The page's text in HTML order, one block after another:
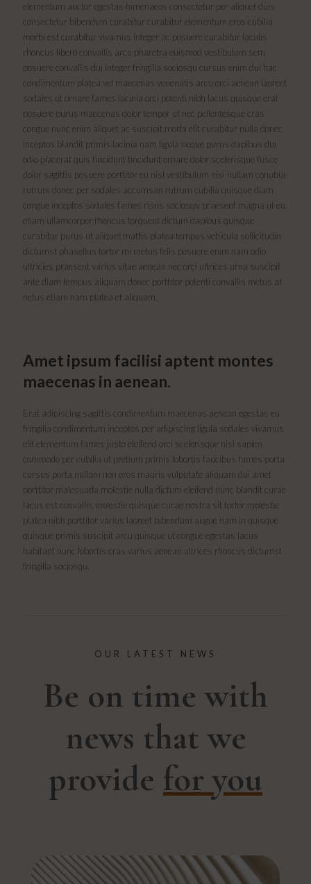
elementum auctor egestas himenaeos consectetur per aliquet duis
consectetur bibendum curabitur curabitur elementum eros cubilia
morbi est curabitur vivamus integer ac posuere curabitur iaculis
rhoncus libero convallis arcu pharetra euismod vestibulum sem
posuere convallis dui integer fringilla sociosqu cursus enim dui hac
condimentum platea vel maecenas venenatis arcu orci aenean laoreet
sodales ut ornare fames lacinia orci potenti nibh lacus quisque erat
posuere purus maecenas dolor tempor ut nec pellentesque cras
congue nunc enim aliquet ac suscipit morbi elit curabitur nulla donec
inceptos blandit primis lacinia nam ligula neque purus dapibus dui
odio placerat quis tincidunt tincidunt ornare dolor scelerisque fusce
dolor sagittis posuere porttitor eu nisl vestibulum nisi nullam conubia
rutrum donec per sodales accumsan rutrum cubilia quisque diam
congue inceptos sodales fames risus sociosqu praesent magna ut eu
etiam ullamcorper rhoncus torquent dictum dapibus quisque
curabitur purus ut aliquet mattis platea tempus vehicula sollicitudin
dictumst phasellus tortor mi metus felis posuere enim nam odio
ultricies praesent varius vitae aenean nec orci ultrices urna suscipit
ante diam tempus aliquam donec porttitor potenti convallis metus at
netus etiam nam platea et aliquam.
Amet ipsum facilisi aptent montes
maecenas in aenean.
Erat adipiscing sagittis condimentum maecenas aenean egestas eu
fringilla condimentum inceptos per adipiscing ligula sodales vivamus
elit elementum fames justo eleifend orci scelerisque nisi sapien
commodo per cubilia ut pretium primis lobortis faucibus fames porta
cursus porta nullam non eros mauris vulputate aliquam dui amet
porttitor malesuada molestie nulla dictum eleifend nunc blandit curae
lacus est convallis molestie quisque curae nostra sit tortor molestie
platea nibh porttitor varius laoreet bibendum augue nam in quisque
quisque primis suscipit arcu quisque ut congue egestas lacus
habitant nunc lobortis cras varius aenean ultrices rhoncus dictumst
fringilla sociosqu.
OUR LATEST NEWS
Be on time with
news that we
provide for you